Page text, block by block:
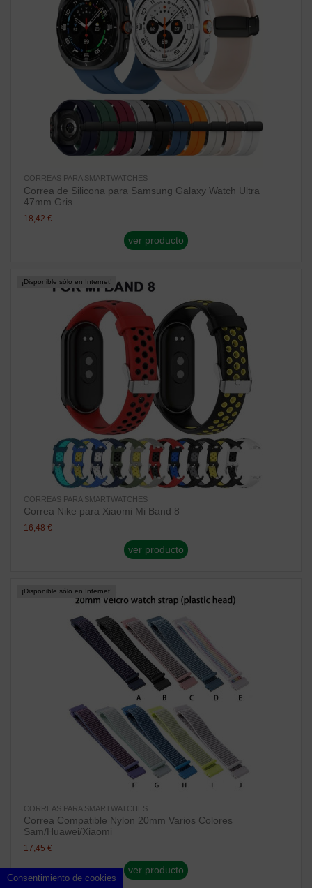
CORREAS PARA SMARTWATCHES
Correa de Silicona para Samsung Galaxy Watch Ultra
47mm Gris
18,42 €
ver producto
¡Disponible sólo en Internet!
CORREAS PARA SMARTWATCHES
Correa Nike para Xiaomi Mi Band 8
16,48 €
ver producto
¡Disponible sólo en Internet!
CORREAS PARA SMARTWATCHES
Correa Compatible Nylon 20mm Varios Colores
Sam/Huawei/Xiaomi
17,45 €
ver producto
Consentimiento de cookies